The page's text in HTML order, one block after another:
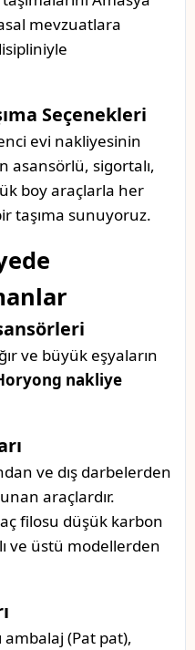
mevzuatlara
Seçenekleri
evi nakliyesinin
asansörlü, sigortalı,
boy araçlarla her
taşıma sunuyoruz.
ve büyük eşyaların
nakliye
ve dış darbelerden
araçlardır.
filosu düşük karbon
ve üstü modellerden
ambalaj (Pat pat),